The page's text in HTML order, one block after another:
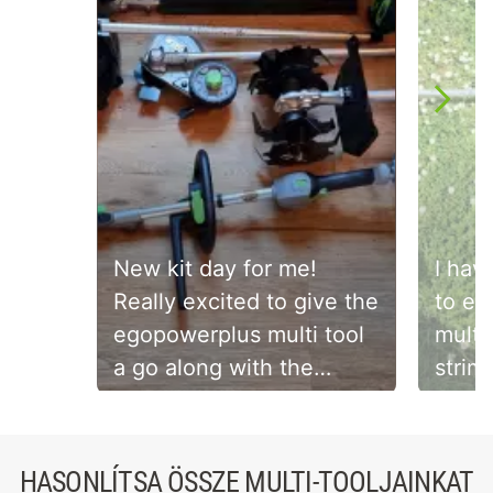
New kit day for me!
Really excited to give the
egopowerplus multi tool
a go along with the
#egomultitool
I
to
HASONLÍTSA ÖSSZE MULTI-TOOLJAINKAT